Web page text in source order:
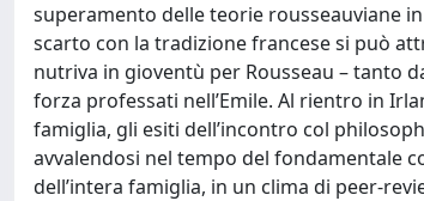
superamento delle teorie rousseauviane
scarto con la tradizione francese si può
nutriva in gioventù per Rousseau – tanto
forza professati nell’Emile. Al rientro in
famiglia, gli esiti dell’incontro col
avvalendosi nel tempo del fondamentale
dell’intera famiglia, in un clima di peer-